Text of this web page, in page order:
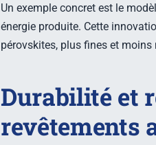
Un exemple concret est le
énergie produite. Cette
pérovskites, plus fines et
Durabilité et
revêtements